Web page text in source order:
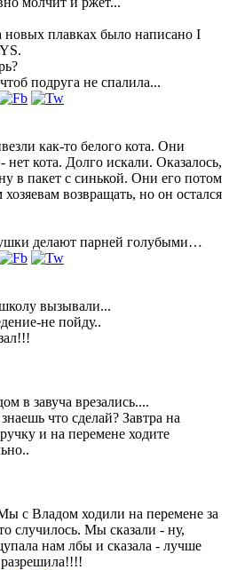
новых плавках было написано I
подруга не спалила...
как-то белого кота. Они
кота. Долго искали. Оказалось,
в пакет с синькой. Они его потом
возвращать, но он остался
делают парней голубыми…
вызывали...
не пойду..
в завуча врезались....
что сделай? Завтра на
и на перемене ходите
с Владом ходили на перемене за
случилось. Мы сказали - ну,
нам лбы и сказала - лучше